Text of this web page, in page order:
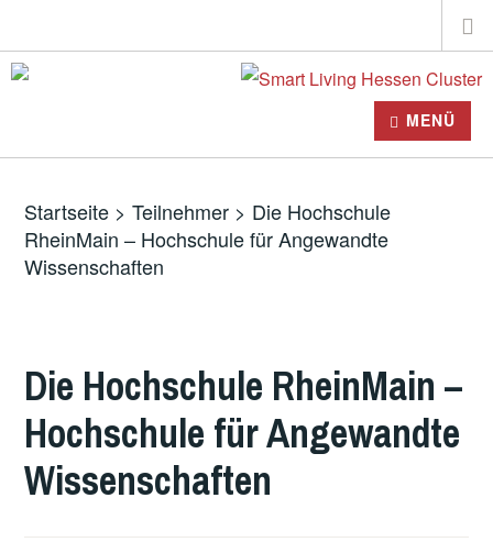
Inhalt
springen
Suche
nach:
MENÜ
Startseite >Teilnehmer > Die Hochschule
RheinMain – Hochschule für Angewandte
Wissenschaften
Die Hochschule RheinMain –
Hochschule für Angewandte
Wissenschaften